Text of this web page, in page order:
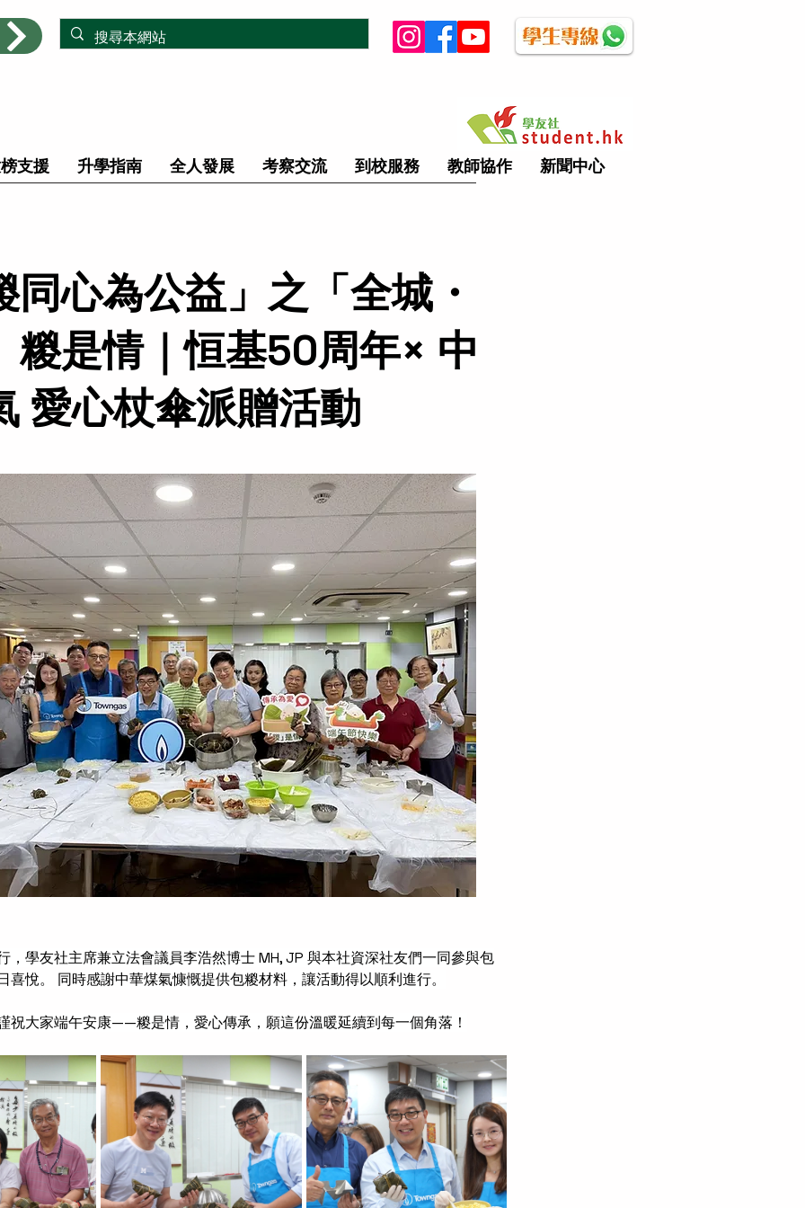
支援 升學指南 全人發展 考察交流 到校服務 教師協作 新聞中心
同心為公益」之「全城・
糉是情｜恒基50周年× 中
愛心杖傘派贈活動
，學友社主席兼立法會議員李浩然博士 MH, JP 與本社資深社友們一同參與包
喜悅。 同時感謝中華煤氣慷慨提供包糉材料，讓活動得以順利進行。
祝大家端午安康——糉是情，愛心傳承，願這份溫暖延續到每一個角落！